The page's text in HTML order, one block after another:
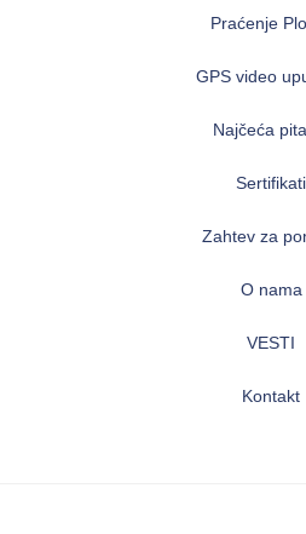
Praćenje
GPS video
Najčeća
Sertifikati
Zahtev za
O nama
VESTI
Kontakt